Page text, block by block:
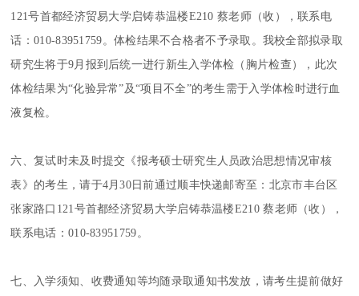
121号首都经济贸易大学启铸恭温楼E210 蔡老师（收），联系电
话：010-83951759。体检结果不合格者不予录取。我校全部拟录取
研究生将于9月报到后统一进行新生入学体检（胸片检查），此次
体检结果为“化验异常”及“项目不全”的考生需于入学体检时进行血
液复检。
六、复试时未及时提交《报考硕士研究生人员政治思想情况审核
表》的考生，请于4月30日前通过顺丰快递邮寄至：北京市丰台区
张家路口121号首都经济贸易大学启铸恭温楼E210 蔡老师（收），
联系电话：010-83951759。
七、入学须知、收费通知等均随录取通知书发放，请考生提前做好